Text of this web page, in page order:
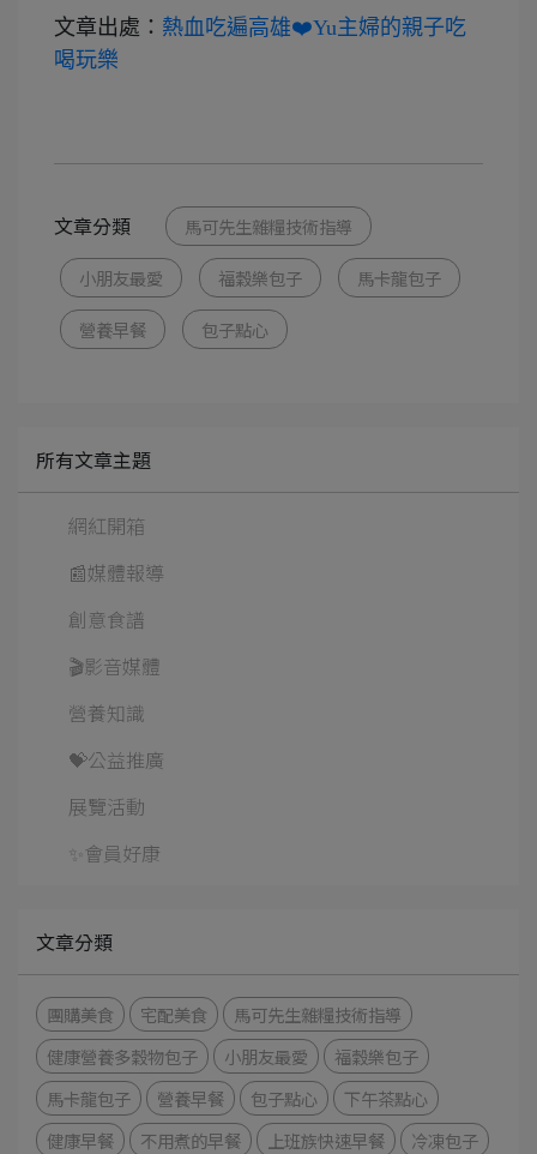
文章出處： 熱血吃遍高雄❤️Yu主婦的親子吃
喝玩樂
文章分類 馬可先生雜糧技術指導
小朋友最愛 福穀樂包子 馬卡龍包子
營養早餐 包子點心
所有文章主題
網紅開箱
📰媒體報導
創意食譜
🎬影音媒體
營養知識
💝公益推廣
展覽活動
✨會員好康
文章分類
團購美食 宅配美食
馬可先生雜糧技術指導
健康營養多穀物包子
小朋友最愛
福穀樂包子
馬卡龍包子
營養早餐 包子點心
下午茶點心
健康早餐
不用煮的早餐 上班族快速早餐
冷凍包子